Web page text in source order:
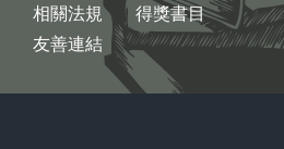
相關法規
友善連結
得獎書目